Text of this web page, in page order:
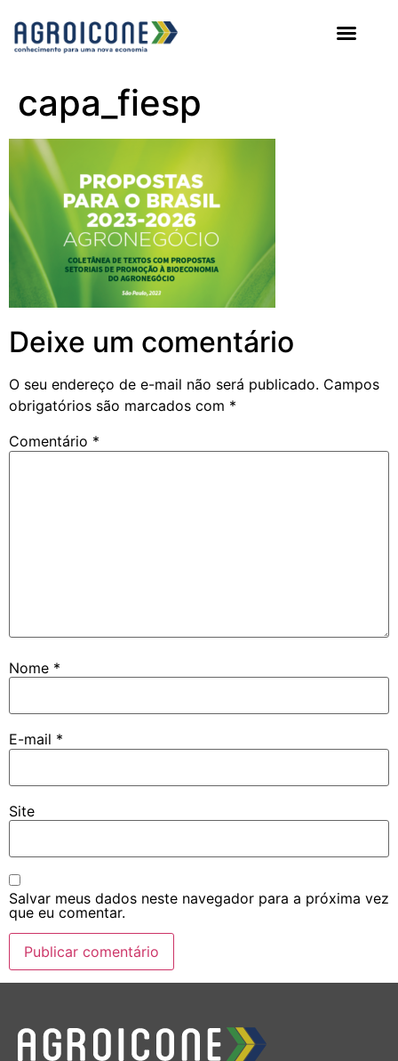
capa_fiesp
Deixe um comentário
O seu endereço de e-mail não será publicado. Campos
obrigatórios são marcados com *
Comentário *
Nome *
E-mail *
Site
Salvar meus dados neste navegador para a próxima vez
que eu comentar.